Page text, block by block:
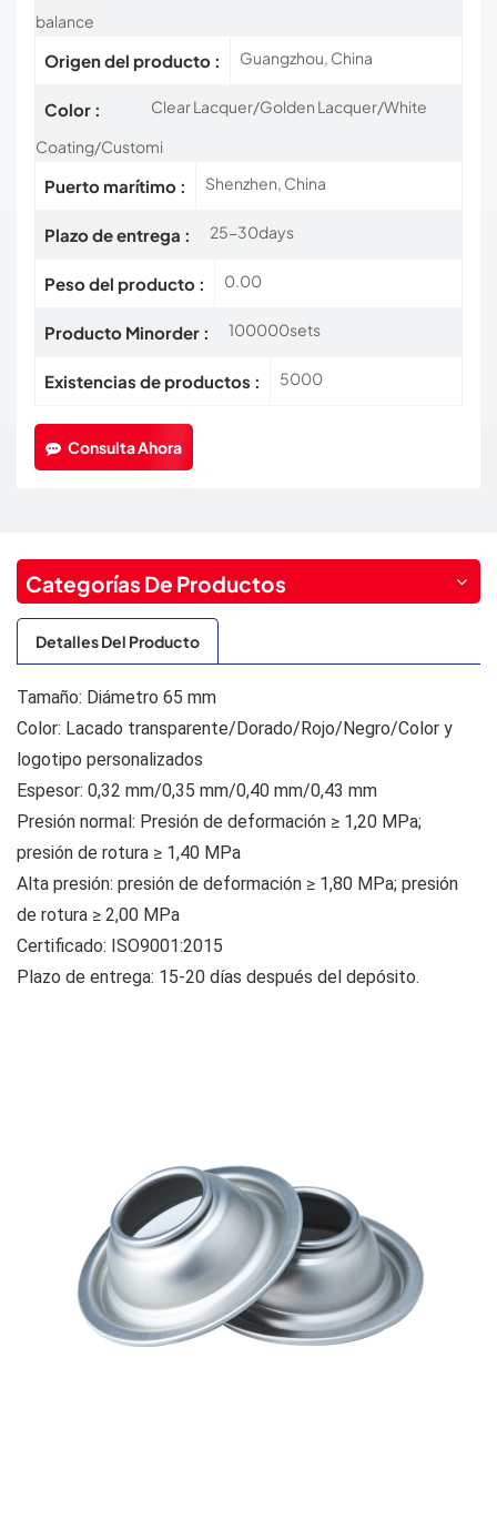
balance
Origen del producto : Guangzhou, China
Color :
Clear Lacquer/Golden Lacquer/White
Coating/Customi
Puerto marítimo : Shenzhen, China
Plazo de entrega : 25-30days
Peso del producto : 0.00
Producto Minorder : 100000sets
Existencias de productos : 5000
Consulta Ahora
Categorías De Productos
Detalles Del Producto
Tamaño: Diámetro 65 mm
Color: Lacado transparente/Dorado/Rojo/Negro/Color y
logotipo personalizados
Espesor: 0,32 mm/0,35 mm/0,40 mm/0,43 mm
Presión normal: Presión de deformación ≥ 1,20 MPa;
presión de rotura ≥ 1,40 MPa
Alta presión: presión de deformación ≥ 1,80 MPa; presión
de rotura ≥ 2,00 MPa
Certificado: ISO9001:2015
Plazo de entrega: 15-20 días después del depósito.